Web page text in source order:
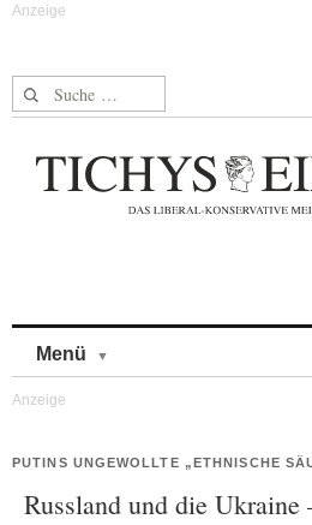
Suche nach:
Menü
PUTINS UNGEWOLLTE „ETHNISCHE
Russland und die Ukraine